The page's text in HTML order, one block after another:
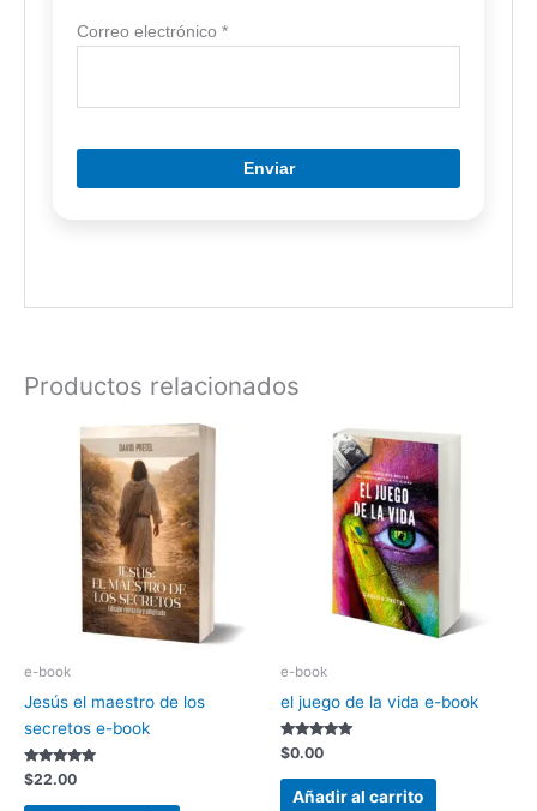
Correo electrónico *
Productos relacionados
e-book
Jesús el maestro de los
secretos e-book
Valorado con
5.00
de 5
$22.00
e-book
el juego de la vida e-book
Valorado con
5.00
de 5
$0.00
Añadir al carrito